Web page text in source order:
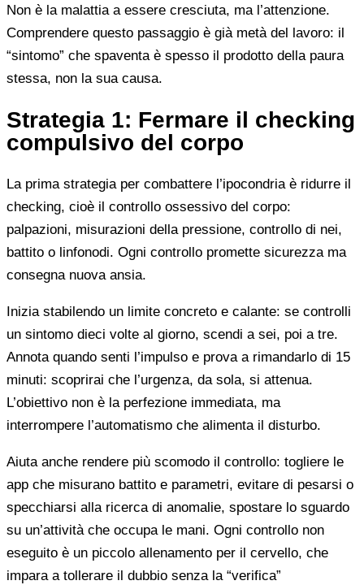
Non è la malattia a essere cresciuta, ma l’attenzione.
Comprendere questo passaggio è già metà del lavoro: il
“sintomo” che spaventa è spesso il prodotto della paura
stessa, non la sua causa.
Strategia 1: Fermare il checking
compulsivo del corpo
La prima strategia per combattere l’ipocondria è ridurre il
checking, cioè il controllo ossessivo del corpo:
palpazioni, misurazioni della pressione, controllo di nei,
battito o linfonodi. Ogni controllo promette sicurezza ma
consegna nuova ansia.
Inizia stabilendo un limite concreto e calante: se controlli
un sintomo dieci volte al giorno, scendi a sei, poi a tre.
Annota quando senti l’impulso e prova a rimandarlo di 15
minuti: scoprirai che l’urgenza, da sola, si attenua.
L’obiettivo non è la perfezione immediata, ma
interrompere l’automatismo che alimenta il disturbo.
Aiuta anche rendere più scomodo il controllo: togliere le
app che misurano battito e parametri, evitare di pesarsi o
specchiarsi alla ricerca di anomalie, spostare lo sguardo
su un’attività che occupa le mani. Ogni controllo non
eseguito è un piccolo allenamento per il cervello, che
impara a tollerare il dubbio senza la “verifica”